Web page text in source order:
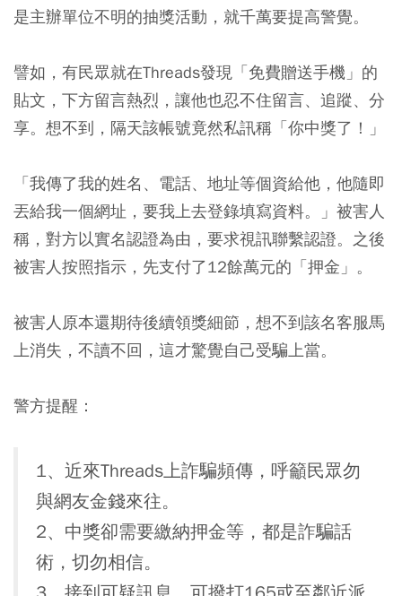
是主辦單位不明的抽獎活動，就千萬要提高警覺。
譬如，有民眾就在Threads發現「免費贈送手機」的
貼文，下方留言熱烈，讓他也忍不住留言、追蹤、分
享。想不到，隔天該帳號竟然私訊稱「你中獎了！」
「我傳了我的姓名、電話、地址等個資給他，他隨即
丟給我一個網址，要我上去登錄填寫資料。」被害人
稱，對方以實名認證為由，要求視訊聯繫認證。之後
被害人按照指示，先支付了12餘萬元的「押金」。
被害人原本還期待後續領獎細節，想不到該名客服馬
上消失，不讀不回，這才驚覺自己受騙上當。
警方提醒：
1、近來Threads上詐騙頻傳，呼籲民眾勿
與網友金錢來往。
2、中獎卻需要繳納押金等，都是詐騙話
術，切勿相信。